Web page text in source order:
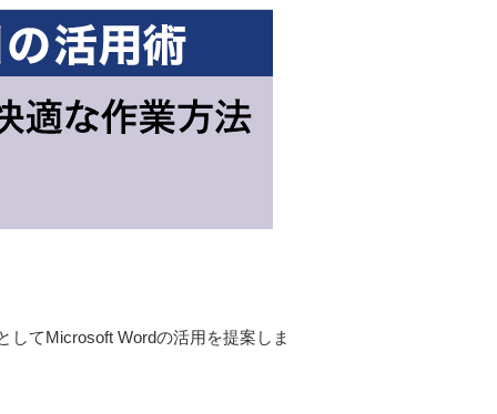
てMicrosoft Wordの活用を提案しま